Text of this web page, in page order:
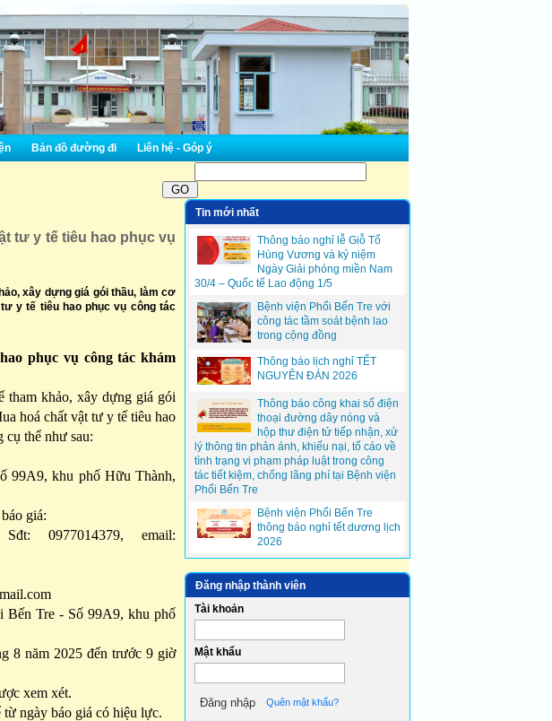
Bản đồ đường đi Liên hệ - Góp ý
tư y tế tiêu hao phục vụ
xây dựng giá gói thầu, làm cơ
y tế tiêu hao phục vụ công tác
phục vụ công tác khám
tham khảo, xây dựng giá gói
hoá chất vật tư y tế tiêu hao
cụ thể như sau:
99A9, khu phố Hữu Thành,
giá:
0977014379, email:
Tre - Số 99A9, khu phố
8 năm 2025 đến trước 9 giờ
xem xét.
ngày báo giá có hiệu lực.
Tin mới nhất
Thông báo nghỉ lễ Giỗ Tổ
Hùng Vương và kỷ niệm
Ngày Giải phóng miền Nam
30/4 – Quốc tế Lao động 1/5
Bệnh viện Phổi Bến Tre với
công tác tầm soát bệnh lao
trong cộng đồng
Thông báo lịch nghỉ TẾT
NGUYÊN ĐÁN 2026
Thông báo công khai số điện
thoại đường dây nóng và
hộp thư điện tử tiếp nhận, xử
lý thông tin phản ánh, khiếu nại, tố cáo về
tình trạng vi phạm pháp luật trong công
tác tiết kiệm, chống lãng phí tại Bệnh viện
Phổi Bến Tre
Bệnh viện Phổi Bến Tre
thông báo nghỉ tết dương lịch
2026
Đăng nhập thành viên
Tài khoản
Mật khẩu
Quên mật khẩu?